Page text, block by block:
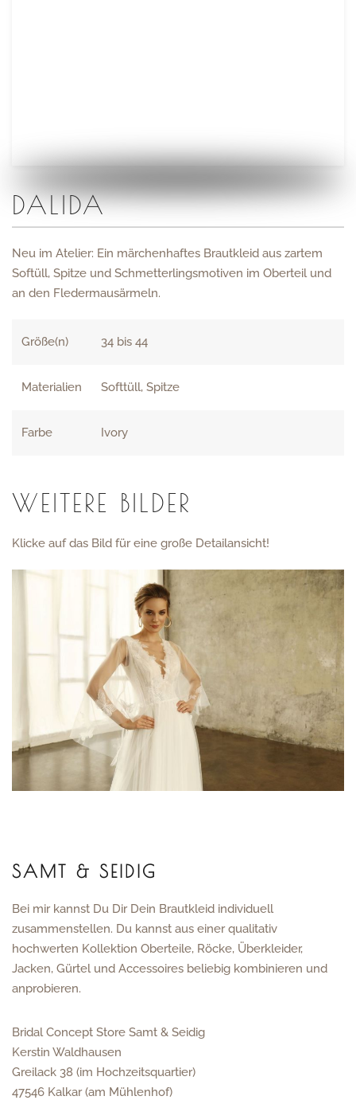
DALIDA
Neu im Atelier: Ein märchenhaftes Brautkleid aus zartem
Softüll, Spitze und Schmetterlingsmotiven im Oberteil und
an den Fledermausärmeln.
Größe(n) 34 bis 44
Materialien Softtüll, Spitze
Farbe Ivory
WEITERE BILDER
Klicke auf das Bild für eine große Detailansicht!
SAMT & SEIDIG
Bei mir kannst Du Dir Dein Brautkleid individuell
zusammenstellen. Du kannst aus einer qualitativ
hochwerten Kollektion Oberteile, Röcke, Überkleider,
Jacken, Gürtel und Accessoires beliebig kombinieren und
anprobieren.
Bridal Concept Store Samt & Seidig
Kerstin Waldhausen
Greilack 38 (im Hochzeitsquartier)
47546 Kalkar (am Mühlenhof)